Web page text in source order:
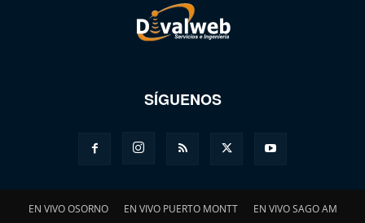
SÍGUENOS
EN VIVO OSORNO EN VIVO PUERTO MONTT EN VIVO SAGO AM